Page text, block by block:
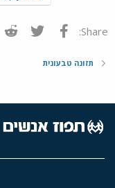
Share: פייסבוק Twitter
תזונה טבעונית